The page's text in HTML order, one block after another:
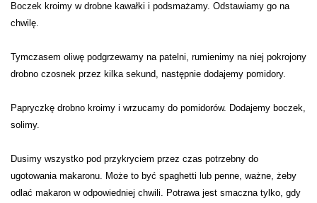
Boczek kroimy w drobne kawałki i podsmażamy. Odstawiamy go na
chwilę.
Tymczasem oliwę podgrzewamy na patelni, rumienimy na niej pokrojony
drobno czosnek przez kilka sekund, następnie dodajemy pomidory.
Papryczkę drobno kroimy i wrzucamy do pomidorów. Dodajemy boczek,
solimy.
Dusimy wszystko pod przykryciem przez czas potrzebny do
ugotowania makaronu. Może to być spaghetti lub penne, ważne, żeby
odlać makaron w odpowiedniej chwili. Potrawa jest smaczna tylko, gdy